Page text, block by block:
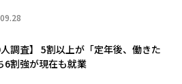
調査】 5割以上が「定年後、働きた
6割強が現在も就業